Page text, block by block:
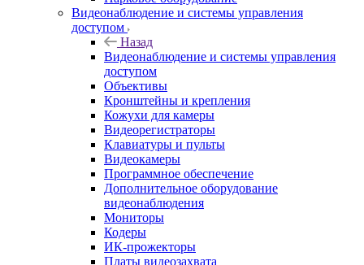
Видеонаблюдение и системы управления
доступом
Назад
Видеонаблюдение и системы управления
доступом
Объективы
Кронштейны и крепления
Кожухи для камеры
Видеорегистраторы
Клавиатуры и пульты
Видеокамеры
Программное обеспечение
Дополнительное оборудование
видеонаблюдения
Мониторы
Кодеры
ИК-прожекторы
Платы видеозахвата